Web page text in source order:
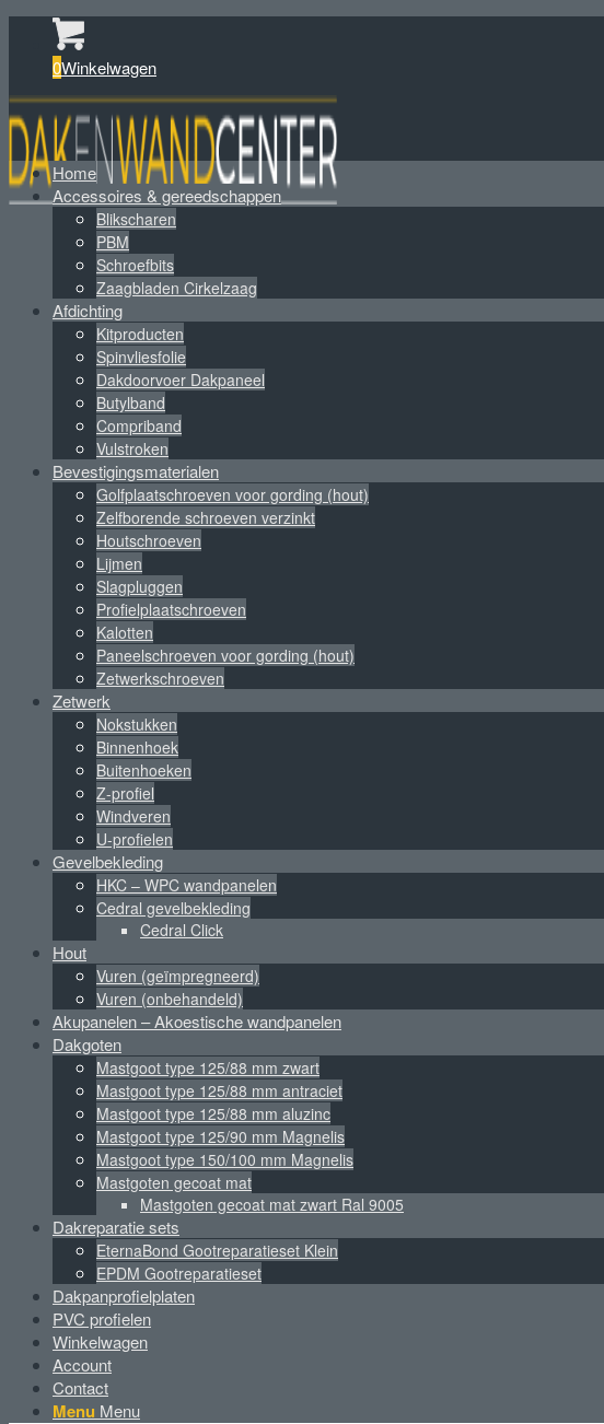
0Winkelwagen
Home
Accessoires & gereedschappen
Blikscharen
PBM
Schroefbits
Zaagbladen Cirkelzaag
Afdichting
Kitproducten
Spinvliesfolie
Dakdoorvoer Dakpaneel
Butylband
Compriband
Vulstroken
Bevestigingsmaterialen
Golfplaatschroeven voor gording (hout)
Zelfborende schroeven verzinkt
Houtschroeven
Lijmen
Slagpluggen
Profielplaatschroeven
Kalotten
Paneelschroeven voor gording (hout)
Zetwerkschroeven
Zetwerk
Nokstukken
Binnenhoek
Buitenhoeken
Z-profiel
Windveren
U-profielen
Gevelbekleding
HKC – WPC wandpanelen
Cedral gevelbekleding
Cedral Click
Hout
Vuren (geïmpregneerd)
Vuren (onbehandeld)
Akupanelen – Akoestische wandpanelen
Dakgoten
Mastgoot type 125/88 mm zwart
Mastgoot type 125/88 mm antraciet
Mastgoot type 125/88 mm aluzinc
Mastgoot type 125/90 mm Magnelis
Mastgoot type 150/100 mm Magnelis
Mastgoten gecoat mat
Mastgoten gecoat mat zwart Ral 9005
Dakreparatie sets
EternaBond Gootreparatieset Klein
EPDM Gootreparatieset
Dakpanprofielplaten
PVC profielen
Winkelwagen
Account
Contact
Menu Menu